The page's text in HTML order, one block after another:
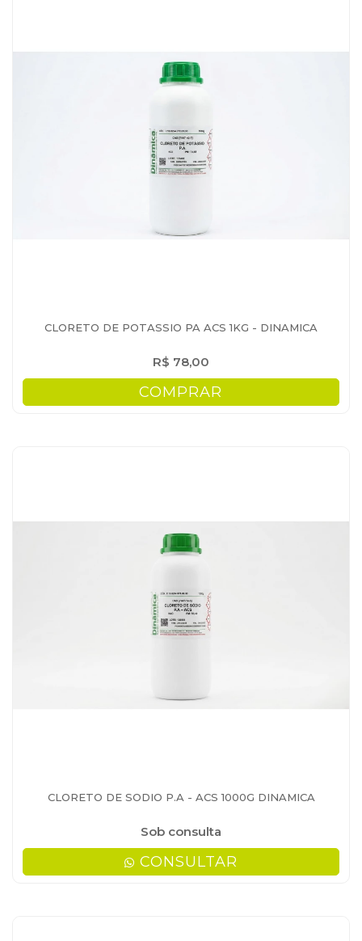
CLORETO DE POTASSIO PA ACS 1KG - DINAMICA
R$ 78,00
COMPRAR
CLORETO DE SODIO P.A - ACS 1000G DINAMICA
Sob consulta
CONSULTAR